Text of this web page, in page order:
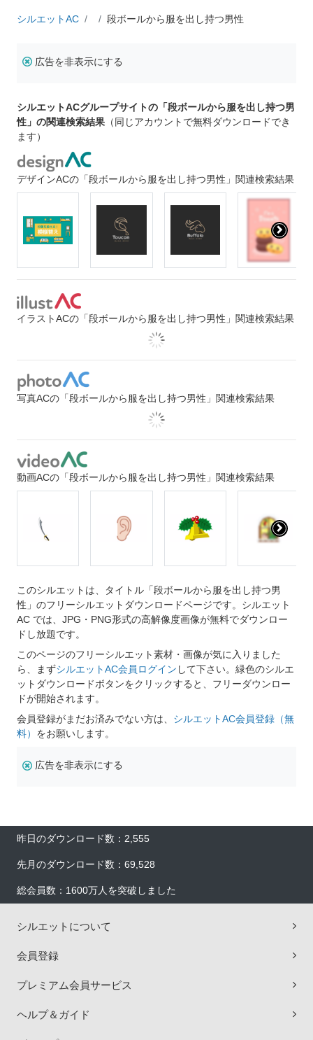
シルエットAC 段ボールから服を出し持つ男性
広告を非表示にする
シルエットACグループサイトの「段ボールから服を出し持つ男
性」の関連検索結果 （同じアカウントで無料ダウンロードでき
ます）
デザインACの「段ボールから服を出し持つ男性」関連検索結果
イラストACの「段ボールから服を出し持つ男性」関連検索結果
写真ACの「段ボールから服を出し持つ男性」関連検索結果
動画ACの「段ボールから服を出し持つ男性」関連検索結果
このシルエットは、タイトル「段ボールから服を出し持つ男
性」のフリーシルエットダウンロードページです。シルエット
AC では、JPG・PNG形式の高解像度画像が無料でダウンロー
ドし放題です。
このページのフリーシルエット素材・画像が気に入りました
ら、まずシルエットAC会員ログイン して下さい。緑色のシルエ
ットダウンロードボタンをクリックすると、フリーダウンロー
ドが開始されます。
会員登録がまだお済みでない方は、 シルエットAC会員登録（無
料） をお願いします。
広告を非表示にする
昨日のダウンロード数：2,555
先月のダウンロード数：69,528
総会員数：1600万人を突破しました
シルエットについて
会員登録
プレミアム会員サービス
ヘルプ＆ガイド